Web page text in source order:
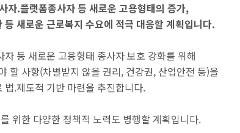
자.플랫폼종사자 등 새로운 고용형태의 증가,
새로운 근로복지 수요에 적극 대응할 계획입니다.
자 등 새로운 고용형태 종사자 보호 강화를 위해
할 사항(차별받지 않을 권리, 건강권, 산업안전 등)을
법.제도적 기반 마련을 추진합니다.
위한 다양한 정책적 노력도 병행할 계획입니다.